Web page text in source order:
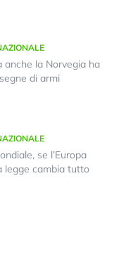
anche la Norvegia ha
di armi
se l’Europa
legge cambia tutto